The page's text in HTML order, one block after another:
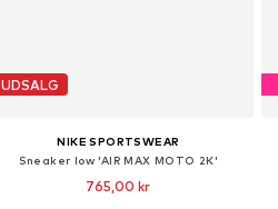
UDSALG
NIKE SPORTSWEAR
Sneaker low 'AIR MAX MOTO 2K'
765,00 kr